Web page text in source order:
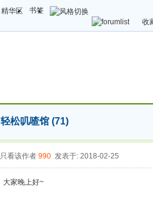
精华区
书签
收
轻松叽喳馆 (71)
只看该作者 990 发表于: 2018-02-25
大家晚上好~